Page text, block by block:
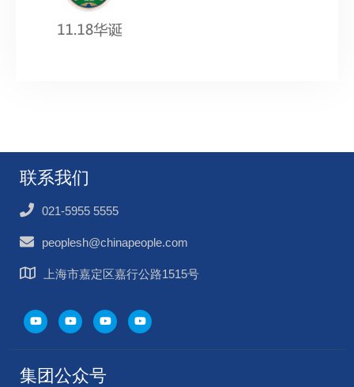
联系我们
021-5955 5555
peoplesh@chinapeople.com
上海市嘉定区嘉行公路1515号
集团公众号